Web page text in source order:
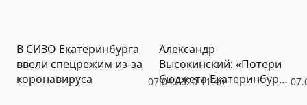
07.04.2020 11:40
В СИЗО Екатеринбурга
ввели спецрежим из-за
коронавируса
Александр
Высокинский: «Потери
бюджета Екатеринбурга